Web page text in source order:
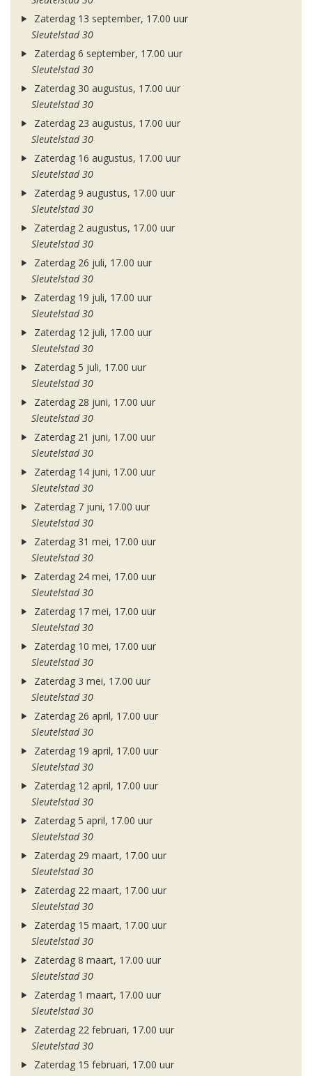
Zaterdag 13 september, 17.00 uur
Sleutelstad 30
Zaterdag 6 september, 17.00 uur
Sleutelstad 30
Zaterdag 30 augustus, 17.00 uur
Sleutelstad 30
Zaterdag 23 augustus, 17.00 uur
Sleutelstad 30
Zaterdag 16 augustus, 17.00 uur
Sleutelstad 30
Zaterdag 9 augustus, 17.00 uur
Sleutelstad 30
Zaterdag 2 augustus, 17.00 uur
Sleutelstad 30
Zaterdag 26 juli, 17.00 uur
Sleutelstad 30
Zaterdag 19 juli, 17.00 uur
Sleutelstad 30
Zaterdag 12 juli, 17.00 uur
Sleutelstad 30
Zaterdag 5 juli, 17.00 uur
Sleutelstad 30
Zaterdag 28 juni, 17.00 uur
Sleutelstad 30
Zaterdag 21 juni, 17.00 uur
Sleutelstad 30
Zaterdag 14 juni, 17.00 uur
Sleutelstad 30
Zaterdag 7 juni, 17.00 uur
Sleutelstad 30
Zaterdag 31 mei, 17.00 uur
Sleutelstad 30
Zaterdag 24 mei, 17.00 uur
Sleutelstad 30
Zaterdag 17 mei, 17.00 uur
Sleutelstad 30
Zaterdag 10 mei, 17.00 uur
Sleutelstad 30
Zaterdag 3 mei, 17.00 uur
Sleutelstad 30
Zaterdag 26 april, 17.00 uur
Sleutelstad 30
Zaterdag 19 april, 17.00 uur
Sleutelstad 30
Zaterdag 12 april, 17.00 uur
Sleutelstad 30
Zaterdag 5 april, 17.00 uur
Sleutelstad 30
Zaterdag 29 maart, 17.00 uur
Sleutelstad 30
Zaterdag 22 maart, 17.00 uur
Sleutelstad 30
Zaterdag 15 maart, 17.00 uur
Sleutelstad 30
Zaterdag 8 maart, 17.00 uur
Sleutelstad 30
Zaterdag 1 maart, 17.00 uur
Sleutelstad 30
Zaterdag 22 februari, 17.00 uur
Sleutelstad 30
Zaterdag 15 februari, 17.00 uur